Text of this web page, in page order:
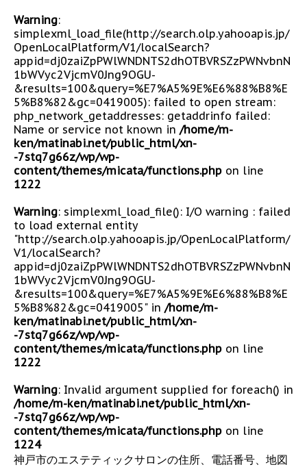
Warning:
simplexml_load_file(http://search.olp.yahooapis.jp/
OpenLocalPlatform/V1/localSearch?
appid=dj0zaiZpPWlWNDNTS2dhOTBVRSZzPWNvbnN
1bWVyc2VjcmV0Jng9OGU-
&results=100&query=%E7%A5%9E%E6%88%B8%E
5%B8%82&gc=0419005): failed to open stream:
php_network_getaddresses: getaddrinfo failed:
Name or service not known in /home/m-
ken/matinabi.net/public_html/xn-
-7stq7g66z/wp/wp-
content/themes/micata/functions.php on line
1222
Warning: simplexml_load_file(): I/O warning : failed
to load external entity
"http://search.olp.yahooapis.jp/OpenLocalPlatform/
V1/localSearch?
appid=dj0zaiZpPWlWNDNTS2dhOTBVRSZzPWNvbnN
1bWVyc2VjcmV0Jng9OGU-
&results=100&query=%E7%A5%9E%E6%88%B8%E
5%B8%82&gc=0419005" in /home/m-
ken/matinabi.net/public_html/xn-
-7stq7g66z/wp/wp-
content/themes/micata/functions.php on line
1222
Warning: Invalid argument supplied for foreach() in
/home/m-ken/matinabi.net/public_html/xn-
-7stq7g66z/wp/wp-
content/themes/micata/functions.php on line
1224
神戸市のエステティックサロンの住所、電話番号、地図